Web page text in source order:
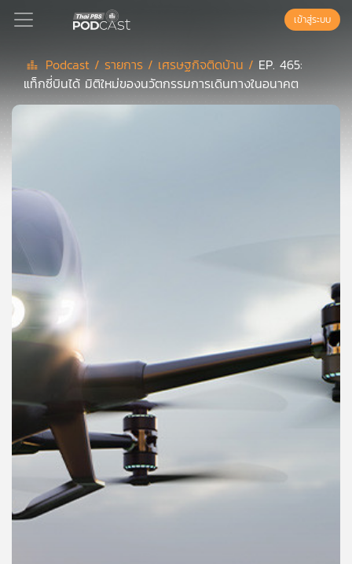
Podcast
สต์
เพล
ย์
ลิ
สต์
ของ
เพลง
เข้าสู่ระบบ
Podcast / รายการ / เศรษฐกิจติดบ้าน / EP. 465:
แท็กซี่บินได้ มิติใหม่ของนวัตกรรมการเดินทางในอนาคต